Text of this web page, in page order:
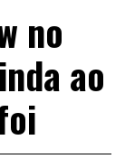
no
ao